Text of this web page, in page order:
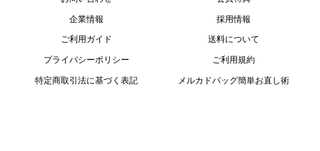
企業情報
ご利用ガイド
プライバシーポリシー
特定商取引法に基づく表記
採用情報
送料について
ご利用規約
メルカドバッグ簡単お直し術